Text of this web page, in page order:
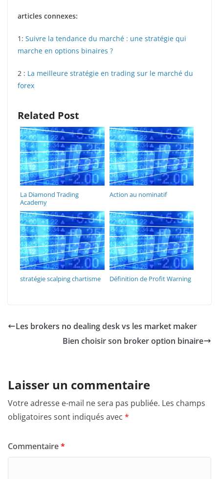
articles connexes:
1: Suivre la tendance du marché : une stratégie qui
marche en options binaires ?
2 : La meilleure stratégie en trading sur le marché du
forex
Related Post
La Diamond Trading
Academy
Action au nominatif
stratégie scalping chartisme Définition de Profit Warning
Les brokers no dealing desk vs les market maker
Bien choisir son broker option binaire
Laisser un commentaire
Votre adresse e-mail ne sera pas publiée. Les champs
obligatoires sont indiqués avec *
Commentaire*